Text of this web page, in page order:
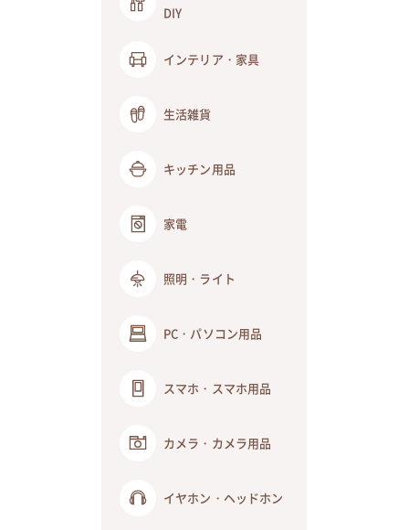
DIY
インテリア・家具
生活雑貨
キッチン用品
家電
照明・ライト
PC・パソコン用品
スマホ・スマホ用品
カメラ・カメラ用品
イヤホン・ヘッドホン